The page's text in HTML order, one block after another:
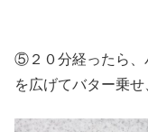
⑤２０分経ったら、
を広げてバター乗せ